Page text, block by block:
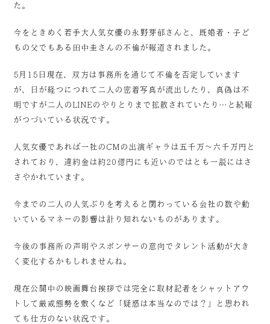
た。
今をときめく若手大人気女優の永野芽郁さんと、既婚者・子ど
もの父でもある田中圭さんの不倫が報道されました。
5月15日現在、双方は事務所を通じて不倫を否定しています
が、日が経つにつれて二人の密着写真が流出したり、真偽は不
明ですが二人のLINEのやりとりまで拡散されていたり…と続報
がつづいている状況です。
人気女優であれば一社のCMの出演ギャラは五千万～六千万円と
されており、違約金は約20億円にも近いのではとも一説にはさ
さやかれています。
今までの二人の人気ぶりを考えると関わっている会社の数や動
いているマネーの影響は計り知れないものがあります。
今後の事務所の声明やスポンサーの意向でタレント活動が大き
く変化するかもしれませんね。
現在公開中の映画舞台挨拶では完全に取材記者をシャットアウ
トして厳戒態勢を敷くなど「疑惑は本当なのでは？」と思われ
ても仕方のない状況です。